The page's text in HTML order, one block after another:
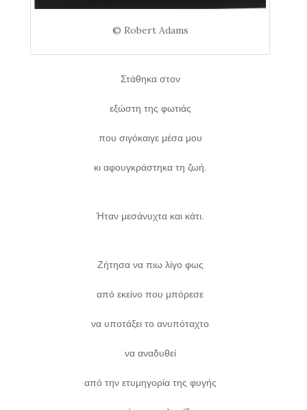
© Robert Adams
Στάθηκα στον
εξώστη της φωτιάς
που σιγόκαιγε μέσα μου
κι αφουγκράστηκα τη ζωή.
Ήταν μεσάνυχτα και κάτι.
Ζήτησα να πιω λίγο φως
από εκείνο που μπόρεσε
να υποτάξει το ανυπόταχτο
να αναδυθεί
από την ετυμηγορία της φυγής